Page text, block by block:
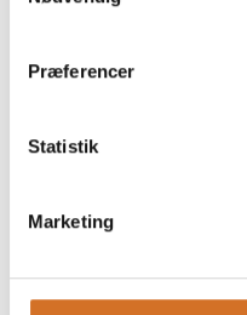
Præferencer
Statistik
Marketing
3.
Snackification er en
indpas i de senere
en kultur, hvor der er
rapport om børn og
mange, der dropper